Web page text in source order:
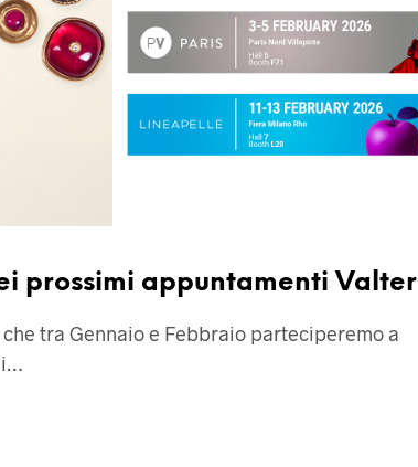
prossimi appuntamenti Valter
tra Gennaio e Febbraio parteciperemo a